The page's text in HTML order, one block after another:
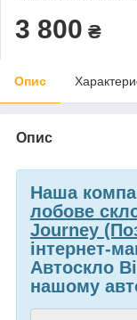
3 800 ₴
Опис
Опис
Наша
лобове
Journey
інтернет-
Автоскло
нашому